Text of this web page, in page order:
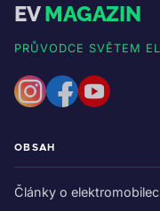
EVMAGAZIN
PRŮVODCE SVĚTEM
OBSAH
Články o